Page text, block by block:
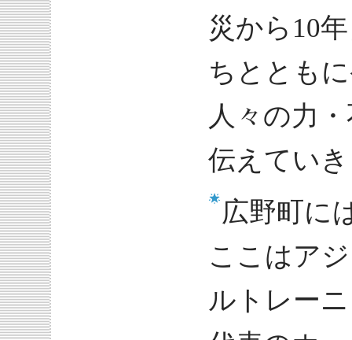
災から10
ちととも
人々の力
伝えてい
広野町に
ここはア
ルトレー